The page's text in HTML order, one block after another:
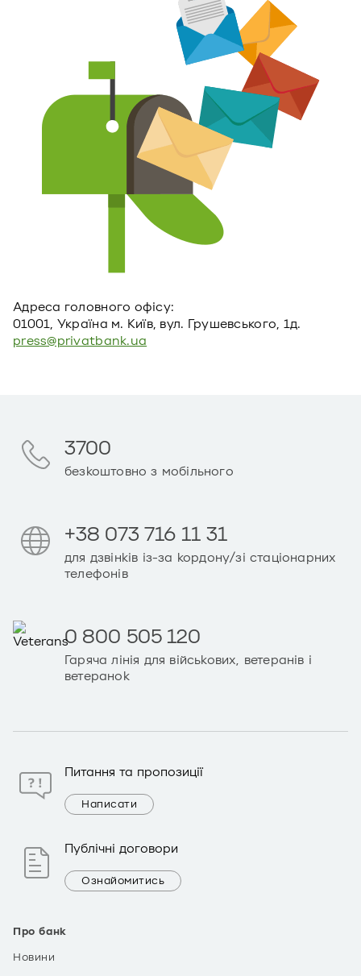
Адреса головного офiсу:
01001, Україна м. Київ, вул. Грушевського, 1д.
press@privatbank.ua
Про банк
Новини
3700
безкоштовно з мобільного
+38 073 716 11 31
для дзвінків із-за кордону/зі стаціонарних
телефонів
0 800 505 120
Гаряча лінія для військових, ветеранів і
ветеранок
Питання та пропозиції
Написати
Публічні договори
Ознайомитись